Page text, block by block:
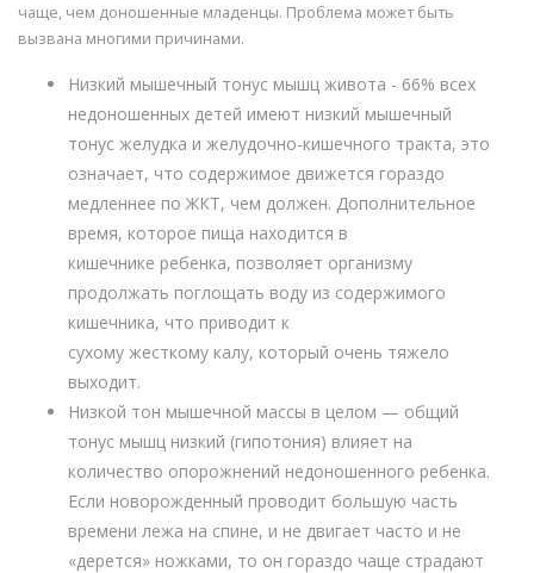
чаще, чем доношенные младенцы. Проблема может быть
вызвана многими причинами.
Низкий мышечный тонус мышц живота - 66% всех
недоношенных детей имеют низкий мышечный
тонус желудка и желудочно-кишечного тракта, это
означает, что содержимое движется гораздо
медленнее по ЖКТ, чем должен. Дополнительное
время, которое пища находится в
кишечнике ребенка, позволяет организму
продолжать поглощать воду из содержимого
кишечника, что приводит к
сухому жесткому калу, который очень тяжело
выходит.
Низкой тон мышечной массы в целом — общий
тонус мышц низкий (гипотония) влияет на
количество опорожнений недоношенного ребенка.
Если новорожденный проводит большую часть
времени лежа на спине, и не двигает часто и не
«дерется» ножками, то он гораздо чаще страдают